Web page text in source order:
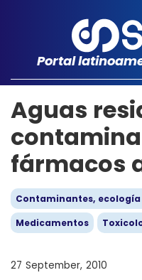
Portal
Aguas
fármacos
Contaminantes,
Medicamentos
27 September, 2010